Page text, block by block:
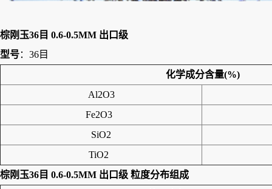
棕刚玉36目 0.6-0.5MM 出口级
型号：36目
化学成分含量(%)
Al2O3
Fe2O3
SiO2
TiO2
棕刚玉36目 0.6-0.5MM 出口级 粒度分布组成